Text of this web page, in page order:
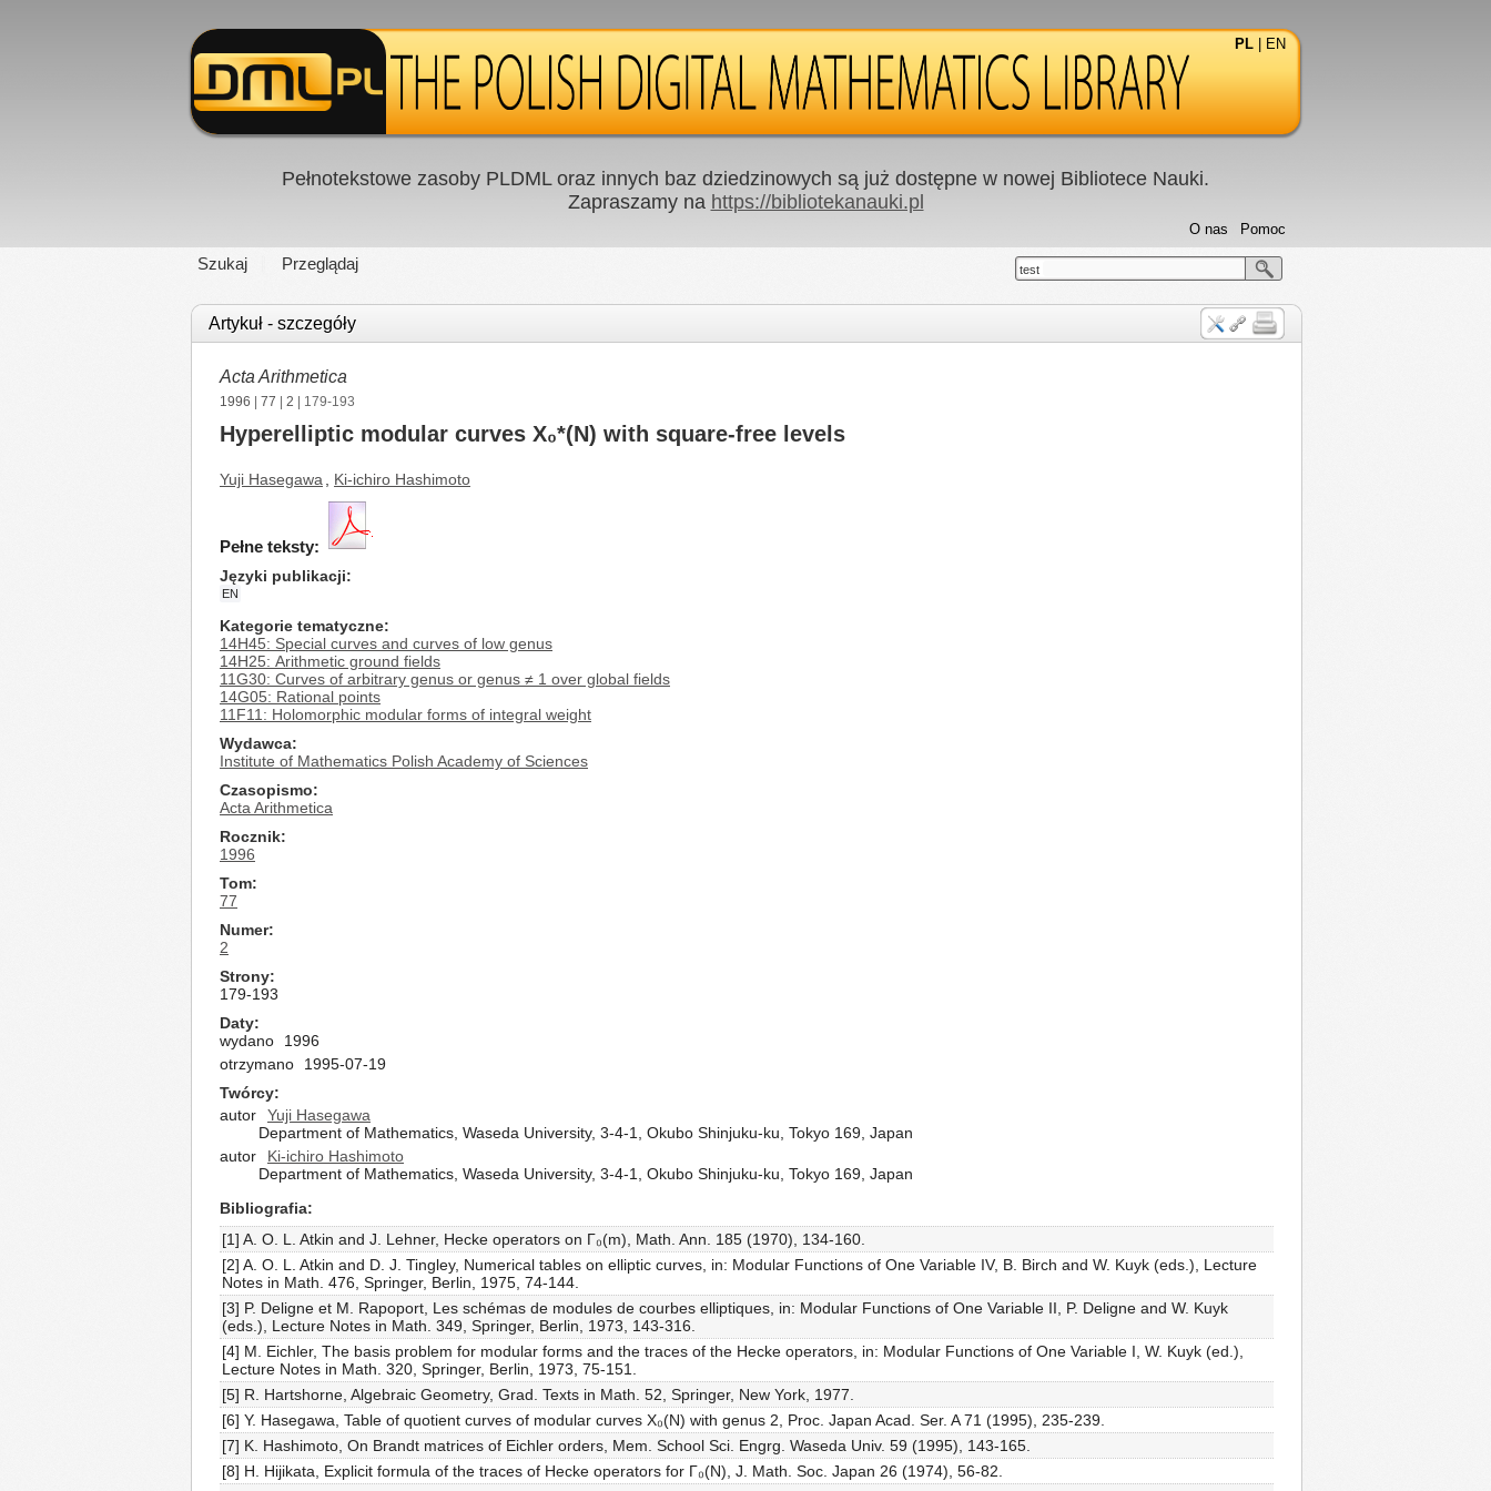
PL EN
Pełnotekstowe zasoby PLDML oraz innych baz dziedzinowych są już dostępne w nowej Bibliotece Nauki.
Zapraszamy na https://bibliotekanauki.pl
Szukaj Przeglądaj
Pomoc
O nas
test
Artykuł - szczegóły
Acta Arithmetica
1996 77 2 | 179-193
Hyperelliptic modular curves X₀*(N) with square-free levels
Yuji Hasegawa Ki-ichiro Hashimoto
Pełne teksty:
Języki publikacji
EN
Kategorie tematyczne
14H45: Special curves and curves of low genus
14H25: Arithmetic ground fields
11G30: Curves of arbitrary genus or genus ≠ 1 over global fields
14G05: Rational points
11F11: Holomorphic modular forms of integral weight
Wydawca
Institute of Mathematics Polish Academy of Sciences
Czasopismo
Acta Arithmetica
Rocznik
1996
Tom
77
Numer
2
Strony
179-193
Daty
wydano
1996
otrzymano
1995-07-19
Twórcy
autor
Yuji Hasegawa
Department of Mathematics, Waseda University, 3-4-1, Okubo Shinjuku-ku, Tokyo 169, Japan
autor
Ki-ichiro Hashimoto
Department of Mathematics, Waseda University, 3-4-1, Okubo Shinjuku-ku, Tokyo 169, Japan
Bibliografia
[1] A. O. L. Atkin and J. Lehner, Hecke operators on Γ₀(m), Math. Ann. 185 (1970), 134-160.
[2] A. O. L. Atkin and D. J. Tingley, Numerical tables on elliptic curves, in: Modular Functions of One Variable IV, B. Birch and W. Kuyk (eds.), Lecture
Notes in Math. 476, Springer, Berlin, 1975, 74-144.
[3] P. Deligne et M. Rapoport, Les schémas de modules de courbes elliptiques, in: Modular Functions of One Variable II, P. Deligne and W. Kuyk
(eds.), Lecture Notes in Math. 349, Springer, Berlin, 1973, 143-316.
[4] M. Eichler, The basis problem for modular forms and the traces of the Hecke operators, in: Modular Functions of One Variable I, W. Kuyk (ed.),
Lecture Notes in Math. 320, Springer, Berlin, 1973, 75-151.
[5] R. Hartshorne, Algebraic Geometry, Grad. Texts in Math. 52, Springer, New York, 1977.
[6] Y. Hasegawa, Table of quotient curves of modular curves X₀(N) with genus 2, Proc. Japan Acad. Ser. A 71 (1995), 235-239.
[7] K. Hashimoto, On Brandt matrices of Eichler orders, Mem. School Sci. Engrg. Waseda Univ. 59 (1995), 143-165.
[8] H. Hijikata, Explicit formula of the traces of Hecke operators for Γ₀(N), J. Math. Soc. Japan 26 (1974), 56-82.